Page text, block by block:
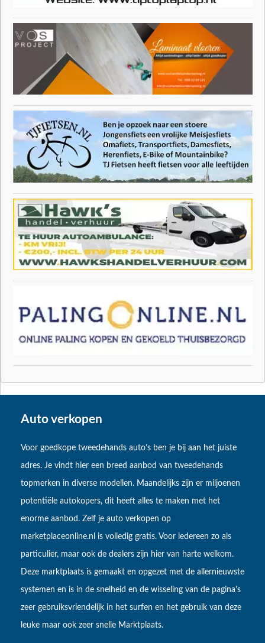
Auto verkopen
Voor goedkope tweedehands auto’s ben je bij aan het juiste
adres. Je vindt hier een breed aanbod van tweedehands
topmerken in diverse modellen. Maandelijks zijn er miljoenen
potentiële autokopers, dit heeft alles te maken met het
enorme aanbod. Zelf je auto verkopen op
marketplaceonline.nl is volledig gratis. Voor iedereen zo als
particulier, maar ook de dealers zijn hier van harte welkom.
Deze marktplaats is gemaakt en opgezet met de allernieuwste
systemen en is in de snelheid en de wisseling van de pagina's
zeer gebruiksvriendelijk in het surfen en het gebruik van deze
leuke maar ook zeer snelle Marktplaats.